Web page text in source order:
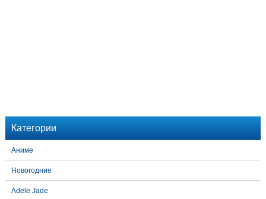
Категории
Аниме
Новогодние
Adele Jade